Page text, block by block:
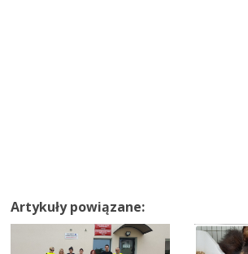
Artykuły powiązane: